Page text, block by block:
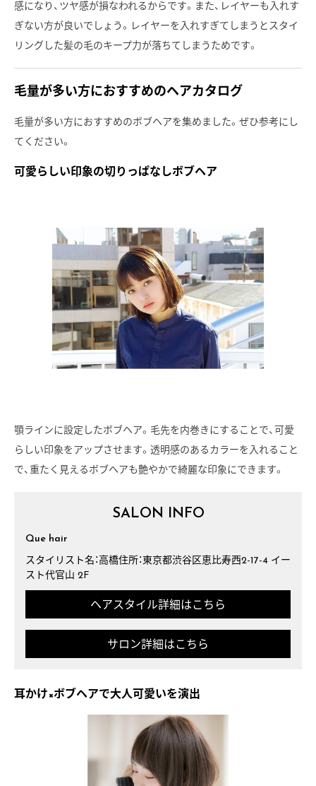
感になり、ツヤ感が損なわれるからです。また、レイヤーも入れす
ぎない方が良いでしょう。レイヤーを入れすぎてしまうとスタイ
リングした髪の毛のキープ力が落ちてしまうためです。
毛量が多い方におすすめのヘアカタログ
毛量が多い方におすすめのボブヘアを集めました。ぜひ参考にし
てください。
可愛らしい印象の切りっぱなしボブヘア
顎ラインに設定したボブヘア。毛先を内巻きにすることで、可愛
らしい印象をアップさせます。透明感のあるカラーを入れること
で、重たく見えるボブヘアも艶やかで綺麗な印象にできます。
SALON INFO
Que hair
スタイリスト名：高橋住所：東京都渋谷区恵比寿西2-17-4 イー
スト代官山 2F
ヘアスタイル詳細はこちら
サロン詳細はこちら
耳かけ×ボブヘアで大人可愛いを演出